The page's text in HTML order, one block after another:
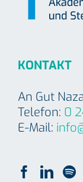
KONTAKT
An Gut
Telefon: 0
E-Mail: